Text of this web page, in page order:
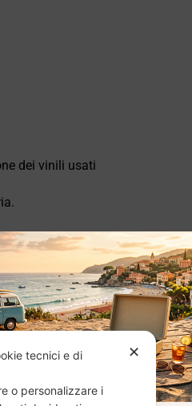
dei vinili usati
online?
i vinili usati
✕
tecnici e di
o personalizzare i